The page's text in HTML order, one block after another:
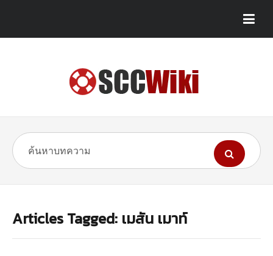
Articles Tagged: เมสัน เมาท์